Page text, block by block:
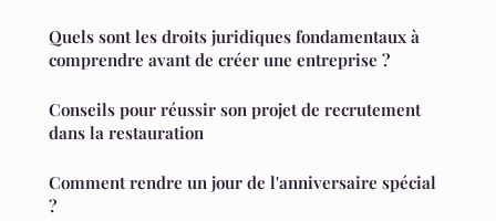
Quels sont les droits juridiques fondamentaux à
comprendre avant de créer une entreprise ?
Conseils pour réussir son projet de recrutement
dans la restauration
Comment rendre un jour de l'anniversaire spécial
?